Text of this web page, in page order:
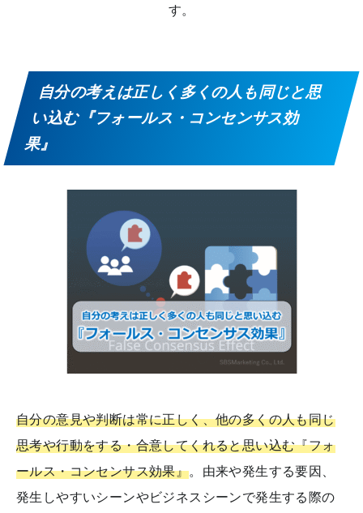
す。
自分の考えは正しく多くの人も同じと思
い込む『フォールス・コンセンサス効
果』
自分の意見や判断は常に正しく、他の多くの人も同じ
思考や行動をする・合意してくれると思い込む『フォ
ールス・コンセンサス効果』。由来や発生する要因、
発生しやすいシーンやビジネスシーンで発生する際の